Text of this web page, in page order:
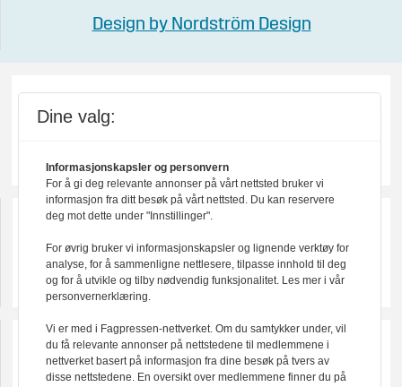
Design by Nordström Design
Dine valg:
Informasjonskapsler og personvern
For å gi deg relevante annonser på vårt nettsted bruker vi
informasjon fra ditt besøk på vårt nettsted. Du kan reservere
deg mot dette under "Innstillinger".
For øvrig bruker vi informasjonskapsler og lignende verktøy for
analyse, for å sammenligne nettlesere, tilpasse innhold til deg
og for å utvikle og tilby nødvendig funksjonalitet. Les mer i vår
personvernerklæring.
Vi er med i Fagpressen-nettverket. Om du samtykker under, vil
du få relevante annonser på nettstedene til medlemmene i
nettverket basert på informasjon fra dine besøk på tvers av
disse nettstedene. En oversikt over medlemmene finner du på